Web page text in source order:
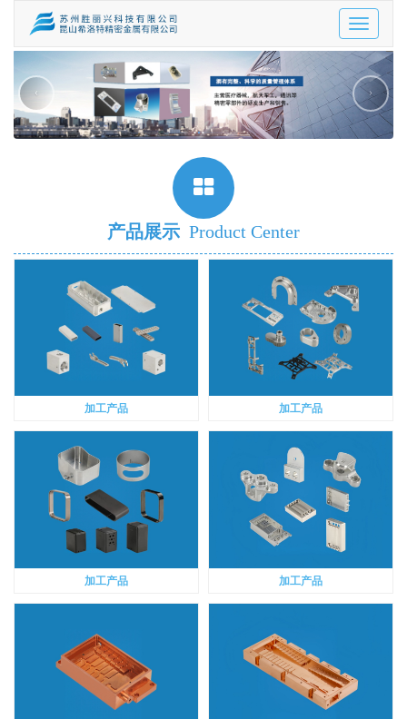
Toggle
‹ ›
产品展示 Product Center
加工产品 加工产品
加工产品 加工产品